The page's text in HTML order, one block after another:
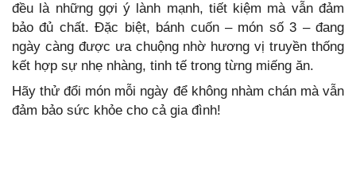
đều là những gợi ý lành mạnh, tiết kiệm mà vẫn đảm
bảo đủ chất. Đặc biệt, bánh cuốn – món số 3 – đang
ngày càng được ưa chuộng nhờ hương vị truyền thống
kết hợp sự nhẹ nhàng, tinh tế trong từng miếng ăn.
Hãy thử đổi món mỗi ngày để không nhàm chán mà vẫn
đảm bảo sức khỏe cho cả gia đình!